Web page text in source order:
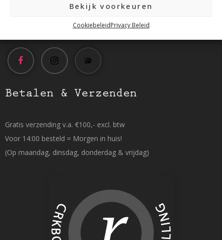
Bekijk voorkeuren
CookiebeleidPrivacy Beleid
Betalen & Verzenden
Gratis verzending v.a. €100,- excl. btw
Voor 14:00 besteld = Morgen in huis!
(Op maandag, dinsdag, donderdag & vrijdag)